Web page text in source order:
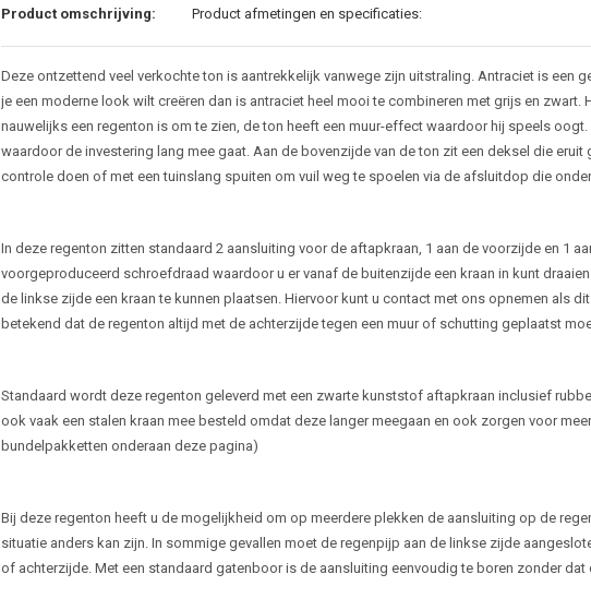
Product omschrijving: Product afmetingen en specificaties:
Deze ontzettend veel verkochte ton is aantrekkelijk vanwege zijn uitstraling. Antraciet is een
je een moderne look wilt creëren dan is antraciet heel mooi te combineren met grijs en
nauwelijks een regenton is om te zien, de ton heeft een muur-effect waardoor hij speels
waardoor de investering lang mee gaat. Aan de bovenzijde van de ton zit een deksel die
controle doen of met een tuinslang spuiten om vuil weg te spoelen via de afsluitdop die
In deze regenton zitten standaard 2 aansluiting voor de aftapkraan, 1 aan de voorzijde en 1
voorgeproduceerd schroefdraad waardoor u er vanaf de buitenzijde een kraan in kunt
de linkse zijde een kraan te kunnen plaatsen. Hiervoor kunt u contact met ons opnemen als
betekend dat de regenton altijd met de achterzijde tegen een muur of schutting geplaatst
Standaard wordt deze regenton geleverd met een zwarte kunststof aftapkraan inclusief
ook vaak een stalen kraan mee besteld omdat deze langer meegaan en ook zorgen voor
bundelpakketten onderaan deze pagina)
Bij deze regenton heeft u de mogelijkheid om op meerdere plekken de aansluiting op de
situatie anders kan zijn. In sommige gevallen moet de regenpijp aan de linkse zijde
of achterzijde. Met een standaard gatenboor is de aansluiting eenvoudig te boren zonder